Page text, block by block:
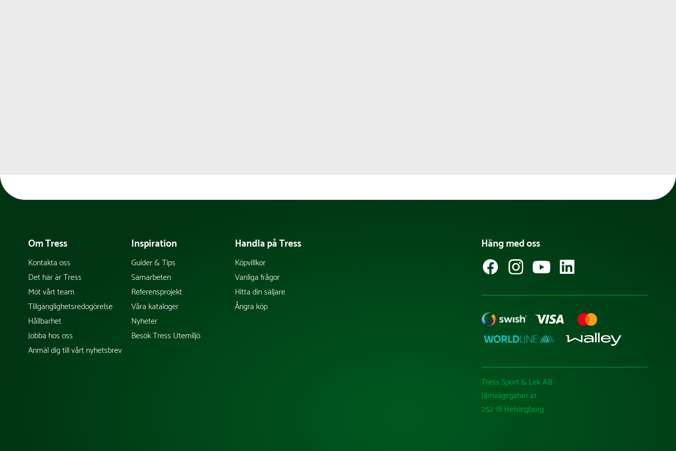
Om Tress
Kontakta oss
Det här är Tress
Möt vårt team
Tillgänglighetsredogörelse
Hållbarhet
Jobba hos oss
Anmäl dig till vårt nyhetsbrev
Inspiration
Guider & Tips
Samarbeten
Referensprojekt
Våra kataloger
Nyheter
Besök Tress Utemiljö
Handla på Tress
Köpvillkor
Vanliga frågor
Hitta din säljare
Ångra köp
Häng med oss
Tress Sport & Lek AB
Järnvägsgatan 41
252 18 Helsingborg